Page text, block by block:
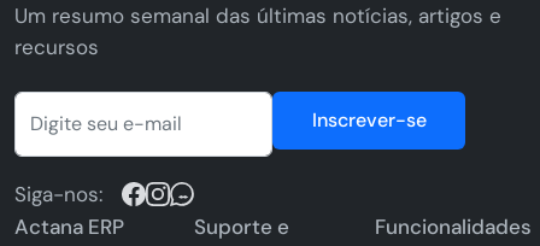
Um resumo semanal das últimas notícias, artigos e
recursos
Inscrever-se
Siga-nos:
Actana ERP
Suporte e
Funcionalidades